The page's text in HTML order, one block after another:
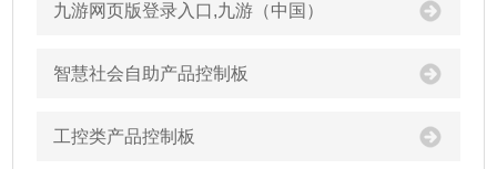
九游网页版登录入口,九游（中国）
智慧社会自助产品控制板
工控类产品控制板